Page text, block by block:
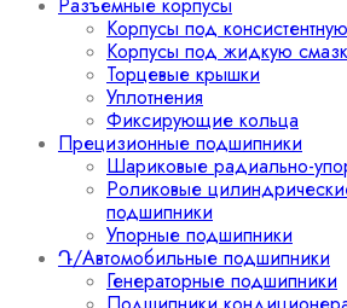
Корпусы под
Корпусы под жидкую
Торцевые крышки
Уплотнения
Фиксирующие кольца
Прецизионные подшипники
Шариковые радиально-
Роликовые
подшипники
Упорные подшипники
Դ/Автомобильные подшипники
Генераторные подшипники